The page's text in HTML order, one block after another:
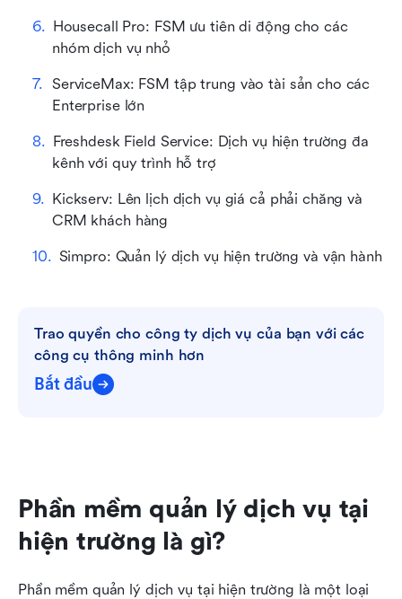
Housecall Pro: FSM ưu tiên di động cho các
nhóm dịch vụ nhỏ
ServiceMax: FSM tập trung vào tài sản cho các
Enterprise lớn
Freshdesk Field Service: Dịch vụ hiện trường đa
kênh với quy trình hỗ trợ
Kickserv: Lên lịch dịch vụ giá cả phải chăng và
CRM khách hàng
Simpro: Quản lý dịch vụ hiện trường và vận hành
Trao quyền cho công ty dịch vụ của bạn với các
công cụ thông minh hơn
Bắt đầu
Phần mềm quản lý dịch vụ tại
hiện trường là gì?
Phần mềm quản lý dịch vụ tại hiện trường là một loại